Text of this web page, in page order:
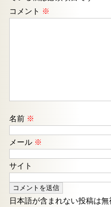
コメント ※
名前 ※
メール ※
サイト
日本語が含まれない投稿は